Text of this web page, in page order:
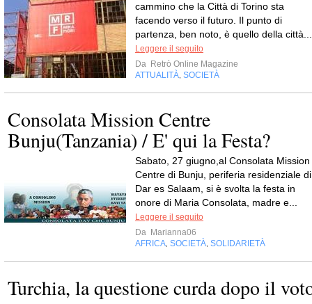
cammino che la Città di Torino sta
facendo verso il futuro. Il punto di
partenza, ben noto, è quello della città...
Leggere il seguito
Da Retrò Online Magazine
ATTUALITÀ SOCIETÀ
Consolata Mission Centre
Bunju(Tanzania) / E' qui la Festa?
Sabato, 27 giugno,al Consolata Mission
Centre di Bunju, periferia residenziale di
Dar es Salaam, si è svolta la festa in
onore di Maria Consolata, madre e...
Leggere il seguito
Da Marianna06
AFRICA SOCIETÀ SOLIDARIETÀ
Turchia, la questione curda dopo il